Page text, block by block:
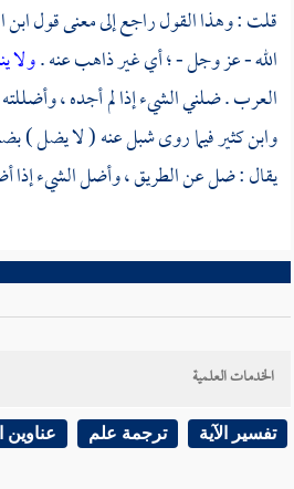
قلت : وهذا القول راجع إلى معنى قولابن
الله - عز وجل - ؛ أي غير ذاهب عنه .ولا
العرب . ضلني الشيء إذا لم أجده ،
وابن كثيرفيما روىشبلعنه ( لا يضل )
يقال : ضل عن الطريق ، وأضل الشيء إذا
الخدمات العلمية
تفسير الآية ترجمة علم عناوين